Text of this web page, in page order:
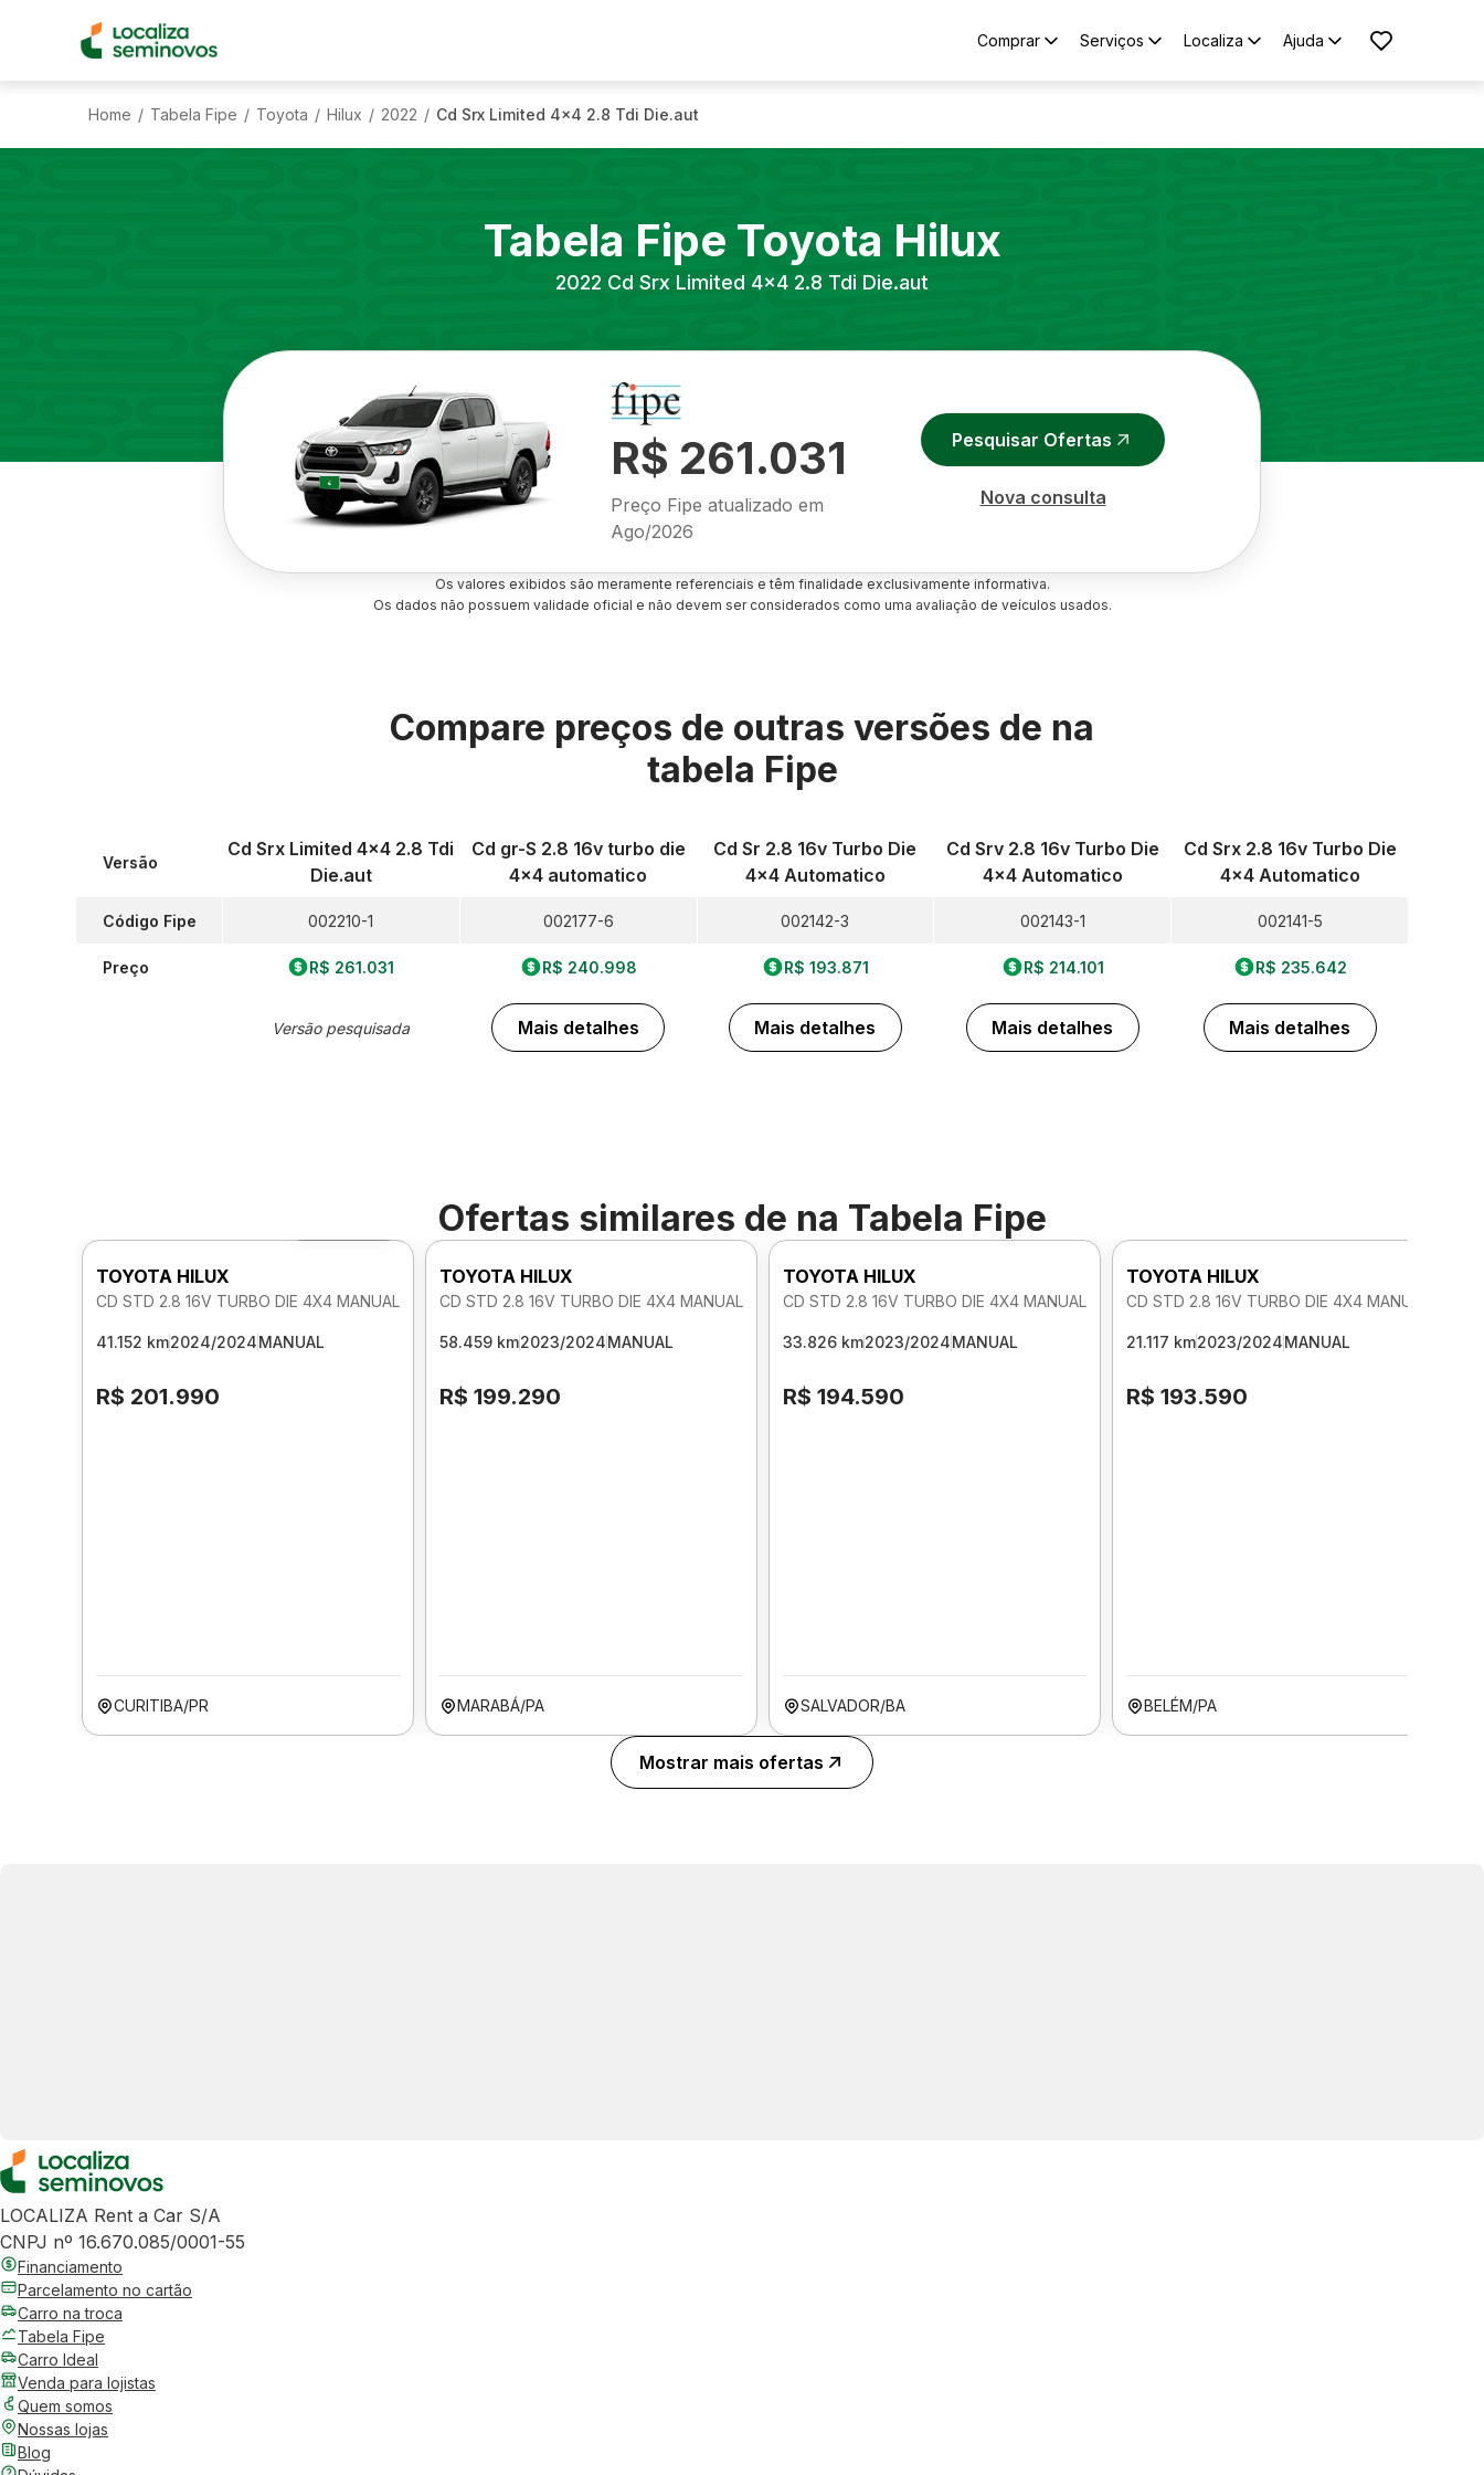
Comprar Serviços Localiza Ajuda
Home / Tabela Fipe / Toyota / Hilux / 2022 / Cd Srx Limited 4x4 2.8 Tdi Die.aut
Tabela Fipe Toyota Hilux
2022 Cd Srx Limited 4x4 2.8 Tdi Die.aut
R$ 261.031
Preço Fipe atualizado em
Ago/2026
Pesquisar Ofertas
Nova consulta
Os valores exibidos são meramente referenciais e têm finalidade exclusivamente informativa.
Os dados não possuem validade oficial e não devem ser considerados como uma avaliação de veículos usados.
Compare preços de outras versões de na
tabela Fipe
Versão
Código Fipe
Preço
Cd Srx Limited 4x4 2.8 Tdi
Die.aut
002210-1
R$ 261.031
Versão pesquisada
Cd gr-S 2.8 16v turbo die
4x4 automatico
002177-6
R$ 240.998
Mais detalhes
Cd Sr 2.8 16v Turbo Die
4x4 Automatico
002142-3
R$ 193.871
Mais detalhes
Cd Srv 2.8 16v Turbo Die
4x4 Automatico
002143-1
R$ 214.101
Mais detalhes
Cd Srx 2.8 16v Turbo Die
4x4 Automatico
002141-5
R$ 235.642
Mais detalhes
Ofertas similares de na Tabela Fipe
TOYOTA HILUX
CD STD 2.8 16V TURBO DIE 4X4 MANUAL
41.152 km2024/2024MANUAL
R$ 201.990
CURITIBA/PR
TOYOTA HILUX
CD STD 2.8 16V TURBO DIE 4X4 MANUAL
58.459 km2023/2024MANUAL
R$ 199.290
MARABÁ/PA
TOYOTA HILUX
CD STD 2.8 16V TURBO DIE 4X4 MANUAL
33.826 km2023/2024MANUAL
R$ 194.590
SALVADOR/BA
TOYOTA HILUX
CD STD 2.8 16V TURBO DIE 4X4 MANUAL
21.117 km2023/2024MANUAL
R$ 193.590
BELÉM/PA
Mostrar mais ofertas
LOCALIZA Rent a Car S/A
CNPJ nº 16.670.085/0001-55
Financiamento
Parcelamento no cartão
Carro na troca
Tabela Fipe
Carro Ideal
Venda para lojistas
Quem somos
Nossas lojas
Blog